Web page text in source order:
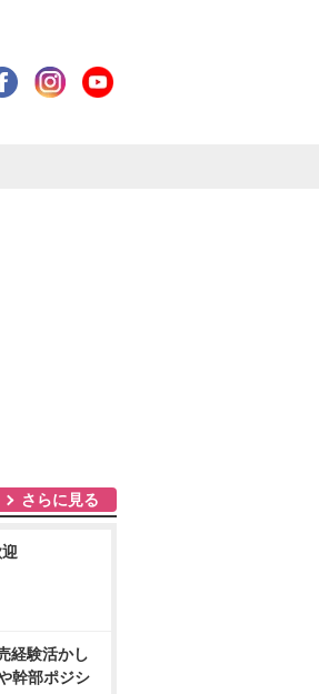
さらに見る
経験活かし
幹部ポジシ